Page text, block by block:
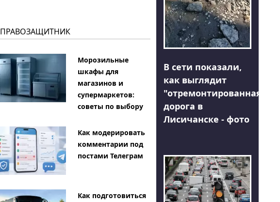
ПРАВОЗАЩИТНИК
Морозильные
шкафы для
магазинов и
супермаркетов:
советы по выбору
Как модерировать
комментарии под
постами Телеграм
Как подготовиться
В сети показали,
как выглядит
"отремонтированная"
дорога в
Лисичанске - фото